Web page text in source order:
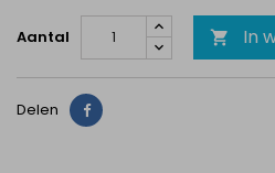
Aantal  In
Delen Delen